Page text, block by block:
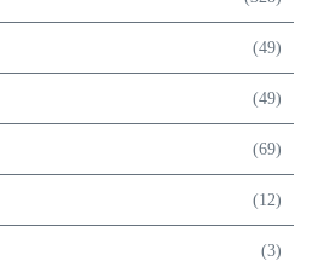
(49)
(49)
(69)
(12)
(3)